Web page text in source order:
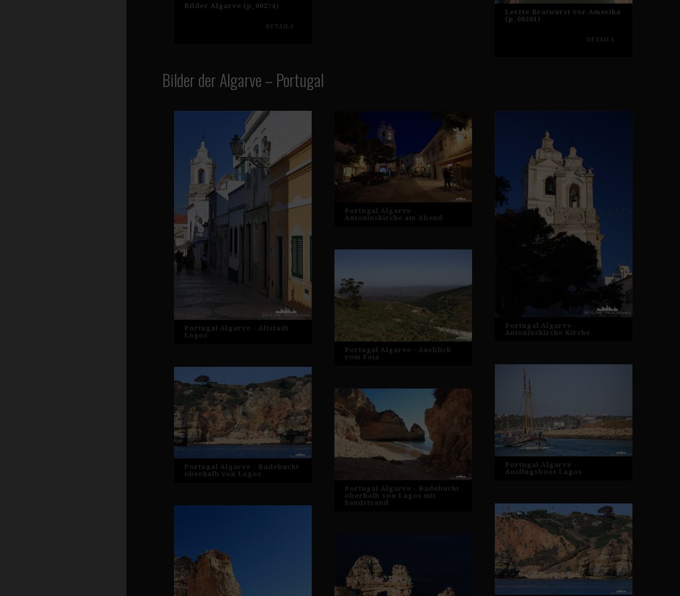
Bilder Algarve (p_00274)
DETAILS
Letzte Bratwurst vor Amerika
(p_00281)
DETAILS
Bilder der Algarve – Portugal
Portugal Algarve - Altstadt
Lagos
Portugal Algarve - Badebucht
oberhalb von Lagos
Portugal Algarve -
Antoniuskirche am Abend
Portugal Algarve - Ausblick
vom Foia
Portugal Algarve - Badebucht
oberhalb von Lagos mit
Sandstrand
Portugal Algarve -
Antoniuskirche Kirche
Portugal Algarve -
Ausflugsboot Lagos